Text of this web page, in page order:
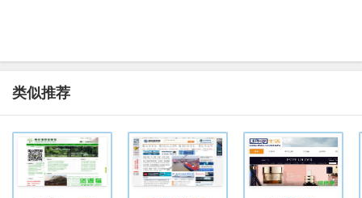
类似推荐